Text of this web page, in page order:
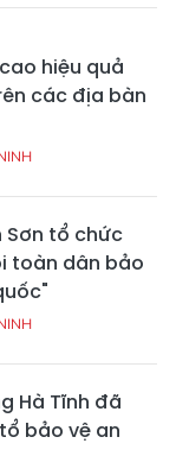
hiệu quả
các địa bàn
Sơn tổ chức
toàn dân bảo
Hà Tĩnh đã
bảo vệ an